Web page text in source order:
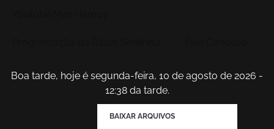
Boa tarde, hoje é segunda-feira, 10 de agosto de 2026 -
12:38 da tarde.
BAIXAR ARQUIVOS